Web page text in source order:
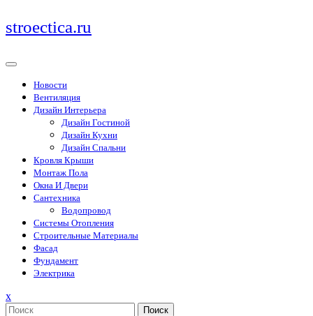
Перейти
к
stroectica.ru
Новости
Вентиляция
Дизайн Интерьера
Дизайн Гостиной
Дизайн Кухни
Дизайн Спальни
Кровля Крыши
Монтаж Пола
Окна И Двери
Сантехника
Водопровод
Системы Отопления
Строительные Материалы
Фасад
Фундамент
Электрика
xЗакрыть
меню
Поиск